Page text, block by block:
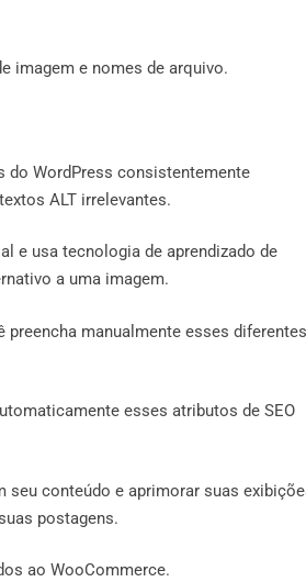
imagem e nomes de arquivo.
do WordPress consistentemente
ALT irrelevantes.
e usa tecnologia de aprendizado de
a uma imagem.
preencha manualmente esses diferentes
esses atributos de SEO
seu conteúdo e aprimorar suas
postagens.
ao WooCommerce.